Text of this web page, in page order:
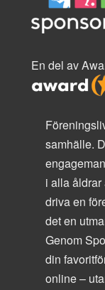
En del av
samhälle.
i alla åldrar
driva en
det en
Genom
din
online –